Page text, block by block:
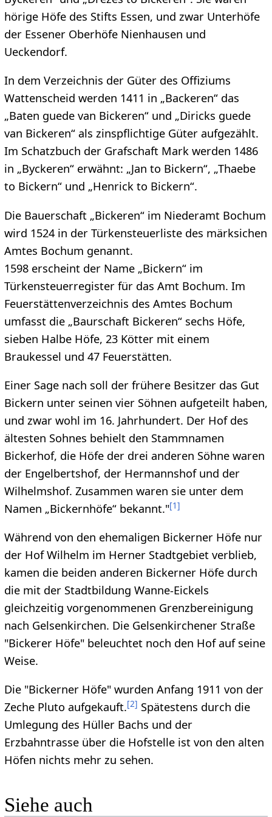
hörige Höfe des Stifts Essen, und zwar Unterhöfe
der Essener Oberhöfe Nienhausen und
Ueckendorf.
In dem Verzeichnis der Güter des Offiziums
Wattenscheid werden 1411 in „Backeren“ das
„Baten guede van Bickeren“ und „Diricks guede
van Bickeren“ als zinspflichtige Güter aufgezählt.
Im Schatzbuch der Grafschaft Mark werden 1486
in „Byckeren“ erwähnt: „Jan to Bickern“, „Thaebe
to Bickern“ und „Henrick to Bickern“.
Die Bauerschaft „Bickeren“ im Niederamt Bochum
wird 1524 in der Türkensteuerliste des märksichen
Amtes Bochum genannt.
1598 erscheint der Name „Bickern“ im
Türkensteuerregister für das Amt Bochum. Im
Feuerstättenverzeichnis des Amtes Bochum
umfasst die „Baurschaft Bickeren“ sechs Höfe,
sieben Halbe Höfe, 23 Kötter mit einem
Braukessel und 47 Feuerstätten.
Einer Sage nach soll der frühere Besitzer das Gut
Bickern unter seinen vier Söhnen aufgeteilt haben,
und zwar wohl im 16. Jahrhundert. Der Hof des
ältesten Sohnes behielt den Stammnamen
Bickerhof, die Höfe der drei anderen Söhne waren
der Engelbertshof, der Hermannshof und der
Wilhelmshof. Zusammen waren sie unter dem
Namen „Bickernhöfe“ bekannt."[1]
Während von den ehemaligen Bickerner Höfe nur
der Hof Wilhelm im Herner Stadtgebiet verblieb,
kamen die beiden anderen Bickerner Höfe durch
die mit der Stadtbildung Wanne-Eickels
gleichzeitig vorgenommenen Grenzbereinigung
nach Gelsenkirchen. Die Gelsenkirchener Straße
"Bickerer Höfe" beleuchtet noch den Hof auf seine
Weise.
Die "Bickerner Höfe" wurden Anfang 1911 von der
Zeche Pluto aufgekauft.[2] Spätestens durch die
Umlegung des Hüller Bachs und der
Erzbahntrasse über die Hofstelle ist von den alten
Höfen nichts mehr zu sehen.
Siehe auch